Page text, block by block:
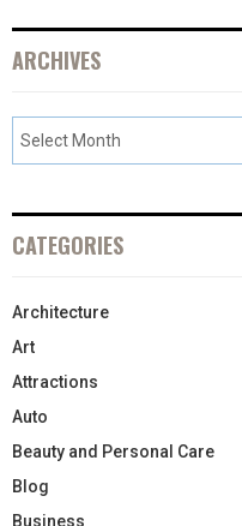
ARCHIVES
CATEGORIES
Architecture
Art
Attractions
Auto
Beauty and Personal Care
Blog
Business